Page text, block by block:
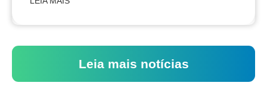
Leia mais notícias